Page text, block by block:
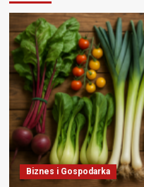
Biznes i Gospodarka